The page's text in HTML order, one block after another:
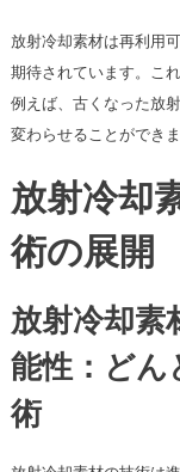
放射冷却素材は再利用
期待されています。こ
例えば、古くなった放
変わらせることができま
放射冷却
術の展開
放射冷却素
能性：どん
術